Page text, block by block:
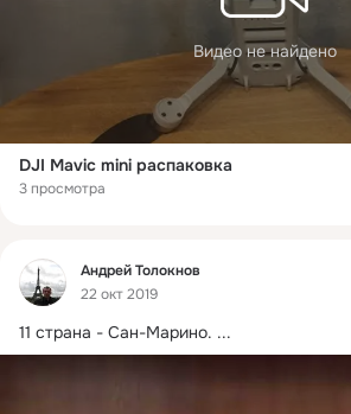
Видео не найдено
DJI Mavic mini распаковка
3 просмотра
Фид
Андрей Толокнов
22 окт 2019
11 страна - Сан-Марино. ...